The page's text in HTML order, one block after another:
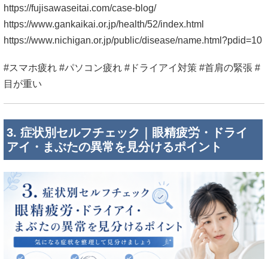
https://fujisawaseitai.com/case-blog/
https://www.gankaikai.or.jp/health/52/index.html
https://www.nichigan.or.jp/public/disease/name.html?pdid=10
#スマホ疲れ #パソコン疲れ #ドライアイ対策 #首肩の緊張 #
目が重い
3. 症状別セルフチェック｜眼精疲労・ドライ
アイ・まぶたの異常を見分けるポイント